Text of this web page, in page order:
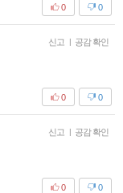
0
0
신고 | 공감 확인
0
0
신고 | 공감 확인
0
0